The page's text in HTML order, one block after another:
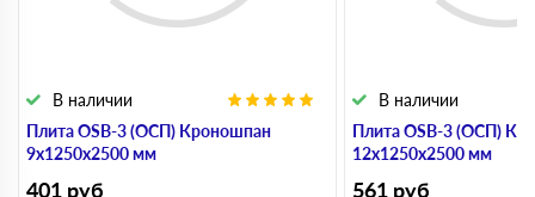
Плита OSB-3 (ОСП) Кроношпан
9х1250х2500 мм
В наличии
401 руб
Плита OSB-3 (ОСП)
12х1250х2500 мм
В наличии
561 руб